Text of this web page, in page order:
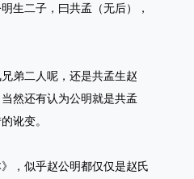
生二子，曰共孟（无后），
弟二人呢，还是共孟生赵
然还有认为公明就是共孟
讹变。
，似乎赵公明都仅仅是赵氏